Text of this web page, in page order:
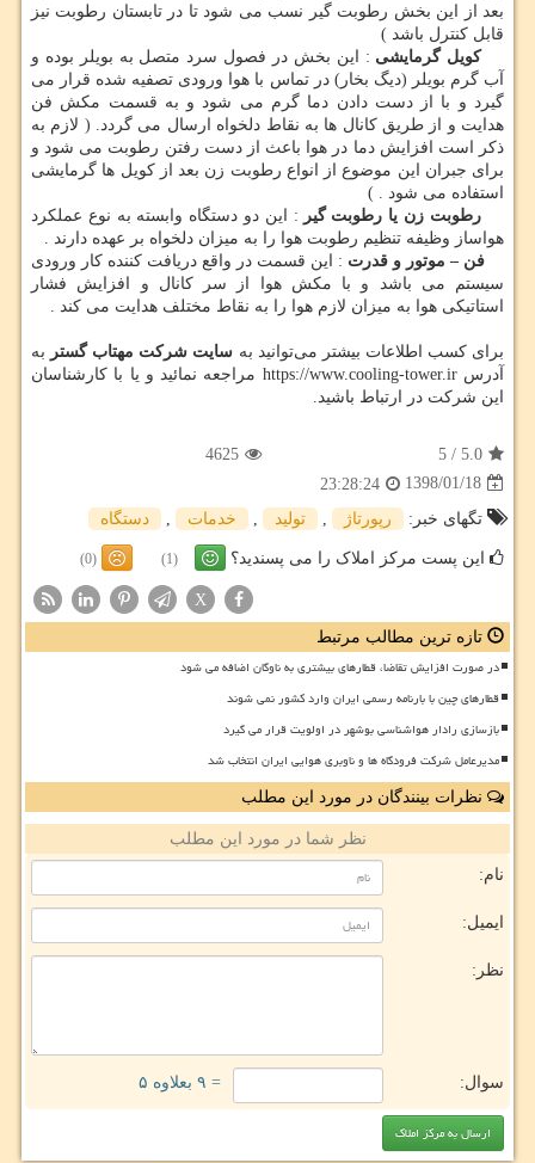
بعد از این بخش رطوبت گیر نسب می شود تا در تابستان رطوبت نیز
قابل کنترل باشد )
کویل گرمایشی : این بخش در فصول سرد متصل به بویلر بوده و
آب گرم بویلر (دیگ بخار) در تماس با هوا ورودی تصفیه شده قرار می
گیرد و با از دست دادن دما گرم می شود و به قسمت مکش فن
هدایت و از طریق کانال ها به نقاط دلخواه ارسال می گردد. ( لازم به
ذکر است افزایش دما در هوا باعث از دست رفتن رطوبت می شود و
برای جبران این موضوع از انواع رطوبت زن بعد از کویل ها گرمایشی
استفاده می شود . )
رطوبت زن یا رطوبت گیر : این دو دستگاه وابسته به نوع عملکرد
هواساز وظیفه تنظیم رطوبت هوا را به میزان دلخواه بر عهده دارند .
فن – موتور و قدرت : این قسمت در واقع دریافت کننده کار ورودی
سیستم می باشد و با مکش هوا از سر کانال و افزایش فشار
استاتیکی هوا به میزان لازم هوا را به نقاط مختلف هدایت می کند .
برای کسب اطلاعات بیشتر می‌توانید به سایت شرکت مهتاب گستر به
آدرس https://www.cooling-tower.ir مراجعه نمائید و یا با کارشناسان
این شرکت در ارتباط باشید.
5.0
/
5
4625
1398/01/18
23:28:24
تگهای خبر:
رپورتاژ , تولید , خدمات , دستگاه
این پست مرکز املاک را می پسندید؟ (1)
(0)
X
تازه ترین مطالب مرتبط
در صورت افزایش تقاضا، قطارهای بیشتری به ناوگان اضافه می شود
قطارهای چین با بارنامه رسمی ایران وارد کشور نمی شوند
بازسازی رادار هواشناسی بوشهر در اولویت قرار می گیرد
مدیرعامل شرکت فرودگاه ها و ناوبری هوایی ایران انتخاب شد
نظرات بینندگان در مورد این مطلب
نظر شما در مورد این مطلب
نام:
ایمیل:
نظر:
سوال: = ۹ بعلاوه ۵